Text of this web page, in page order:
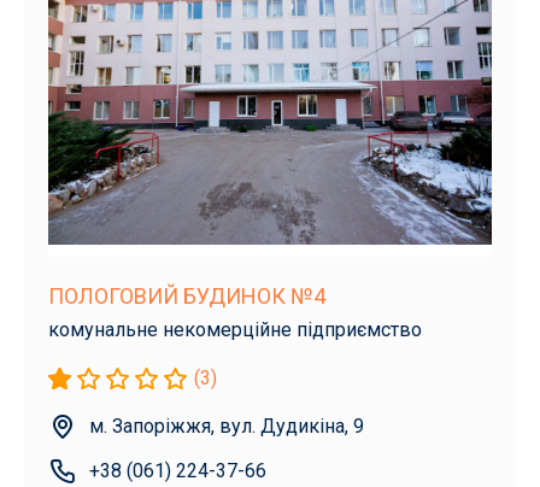
ПОЛОГОВИЙ БУДИНОК №4
комунальне некомерційне підприємство
(3)
м. Запоріжжя, вул. Дудикіна, 9
+38 (061) 224-37-66